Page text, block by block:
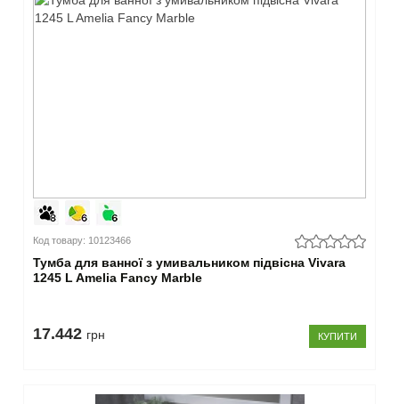
Код товару: 10123466
Тумба для ванної з умивальником підвісна Vivara
1245 L Amelia Fancy Marble
17.442 грн КУПИТИ